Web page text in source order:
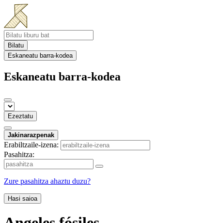
Bilatu
Eskaneatu barra-kodea
Eskaneatu barra-kodea
Ezeztatu
Jakinarazpenak
Erabiltzaile-izena:
Pasahitza:
Zure pasahitza ahaztu duzu?
Hasi saioa